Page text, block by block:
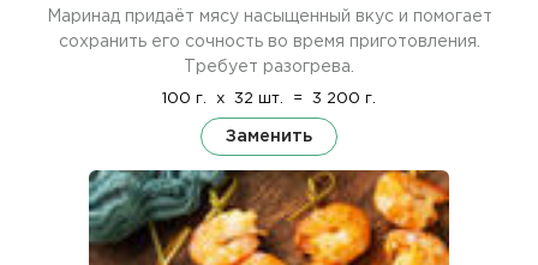
Маринад придаёт мясу насыщенный вкус и помогает
сохранить его сочность во время приготовления.
Требует разогрева.
100 г. x 32 шт. = 3 200 г.
Заменить